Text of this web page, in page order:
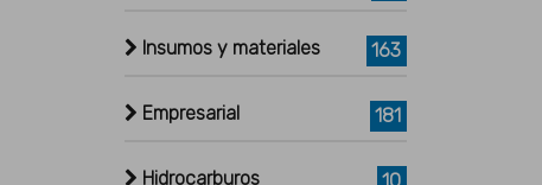
Insumos y materiales 163
Empresarial 181
Hidrocarburos